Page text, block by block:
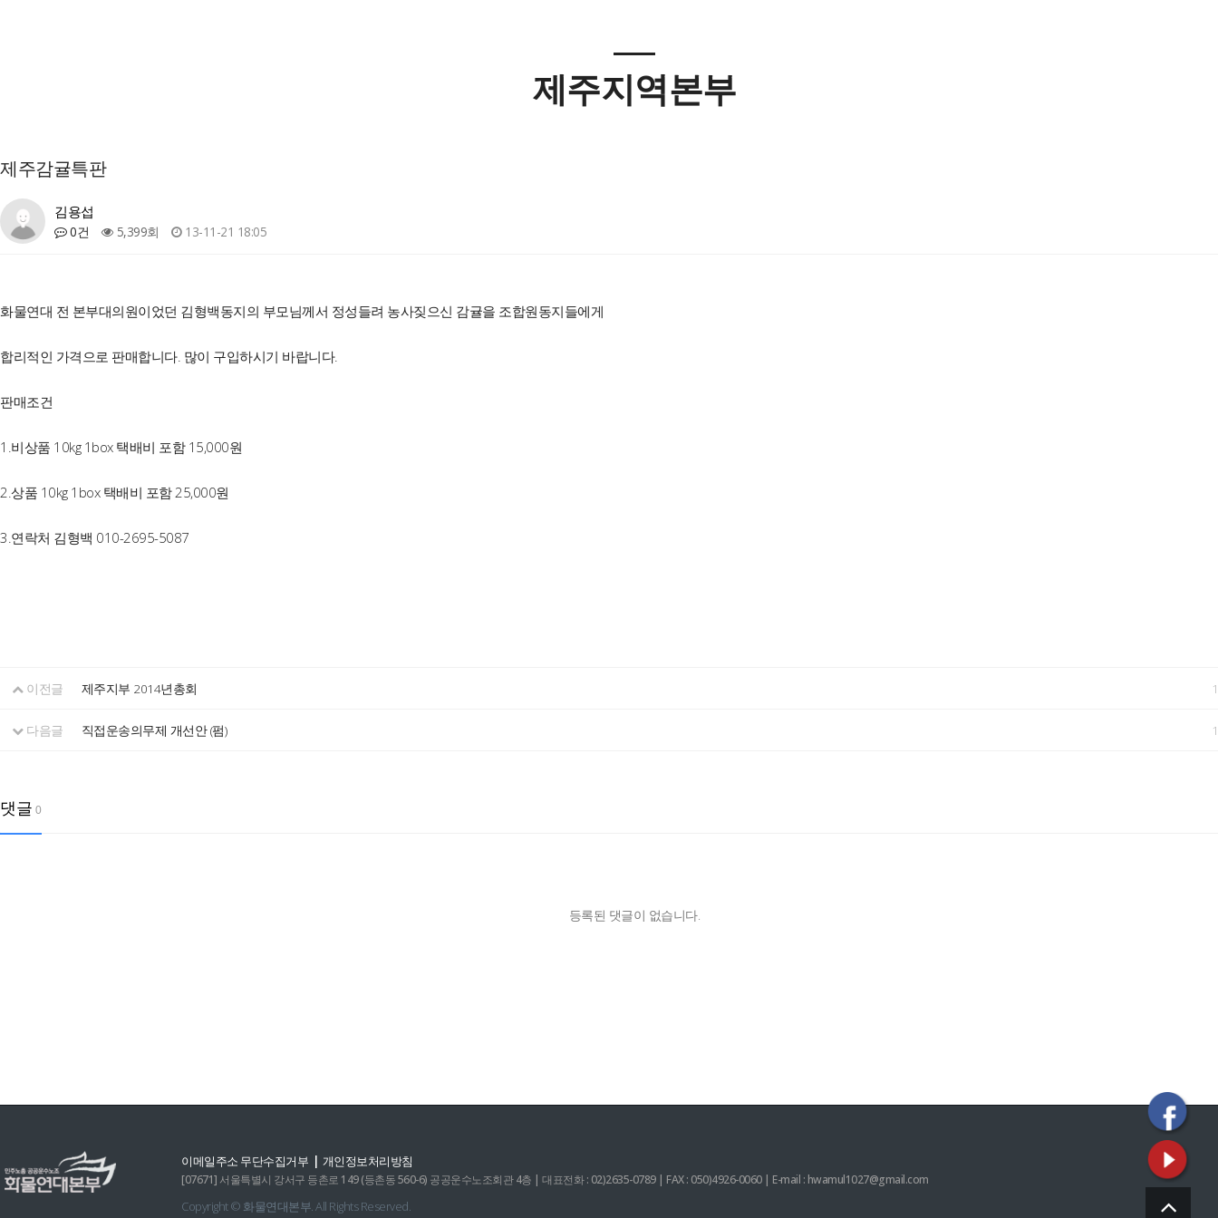
제주지역본부
제주감귤특판
김용섭
0건 5,399회 13-11-21 18:05
화물연대 전 본부대의원이었던 김형백동지의 부모님께서 정성들려 농사짖으신 감귤을 조합원동지들에게
합리적인 가격으로 판매합니다. 많이 구입하시기 바랍니다.
판매조건
1.비상품 10kg 1box 택배비 포함 15,000원
2.상품 10kg 1box 택배비 포함 25,000원
3.연락처 김형백 010-2695-5087
이전글 제주지부 2014년총회
다음글 직접운송의무제 개선안 (펌)
댓글 0
등록된 댓글이 없습니다.
이메일주소 무단수집거부 | 개인정보처리방침
[07671] 서울특별시 강서구 등촌로 149 (등촌동 560-6) 공공운수노조회관 4층 | 대표전화 : 02)2635-0789 | FAX : 050)4926-0060 | E-mail : hwamul1027@gmail.com
Copyright © 화물연대본부. All Rights Reserved.